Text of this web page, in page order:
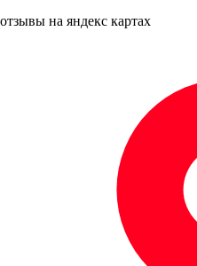
отзывы на яндекс картах